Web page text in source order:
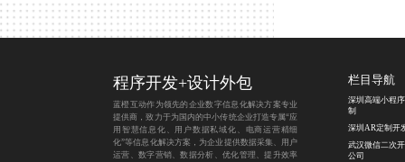
程序开发+设计外包
蓝橙互动作为领先的企业数字信息化解决方案专业
提供商，致力于为国内的中小传统企业打造专属“应
用智慧信息化、用户数据私域化、电商运营精细
化”等信息化解决方案，为企业提供数据采集、用户
运营、数字营销、数据分析、优化管理、提升效率
栏目导航
深圳高端小程
制
深圳AR定制开
武汉微信二次
公司